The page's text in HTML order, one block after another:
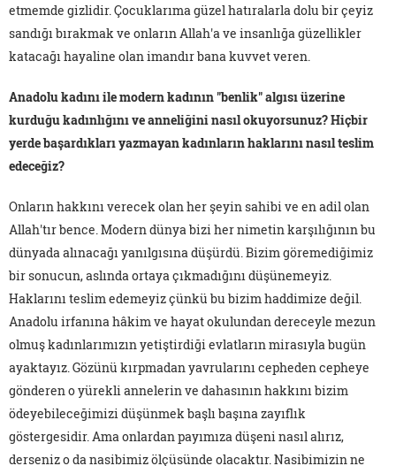
etmemde gizlidir. Çocuklarıma güzel hatıralarla dolu bir çeyiz
sandığı bırakmak ve onların Allah'a ve insanlığa güzellikler
katacağı hayaline olan imandır bana kuvvet veren.
Anadolu kadını ile modern kadının "benlik" algısı üzerine
kurduğu kadınlığını ve anneliğini nasıl okuyorsunuz? Hiçbir
yerde başardıkları yazmayan kadınların haklarını nasıl teslim
edeceğiz?
Onların hakkını verecek olan her şeyin sahibi ve en adil olan
Allah'tır bence. Modern dünya bizi her nimetin karşılığının bu
dünyada alınacağı yanılgısına düşürdü. Bizim göremediğimiz
bir sonucun, aslında ortaya çıkmadığını düşünemeyiz.
Haklarını teslim edemeyiz çünkü bu bizim haddimize değil.
Anadolu irfanına hâkim ve hayat okulundan dereceyle mezun
olmuş kadınlarımızın yetiştirdiği evlatların mirasıyla bugün
ayaktayız. Gözünü kırpmadan yavrularını cepheden cepheye
gönderen o yürekli annelerin ve dahasının hakkını bizim
ödeyebileceğimizi düşünmek başlı başına zayıflık
göstergesidir. Ama onlardan payımıza düşeni nasıl alırız,
derseniz o da nasibimiz ölçüsünde olacaktır. Nasibimizin ne